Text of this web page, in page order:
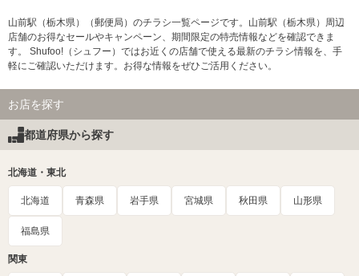
山前駅（栃木県）（郵便局）のチラシ一覧ページです。山前駅（栃木県）周辺
店舗のお得なセールやキャンペーン、期間限定の特売情報などを確認できま
す。 Shufoo!（シュフー）ではお近くの店舗で使える最新のチラシ情報を、手
軽にご確認いただけます。お得な情報をぜひご活用ください。
お店を探す
都道府県から探す
北海道・東北
北海道 青森県 岩手県 宮城県 秋田県 山形県
福島県
関東